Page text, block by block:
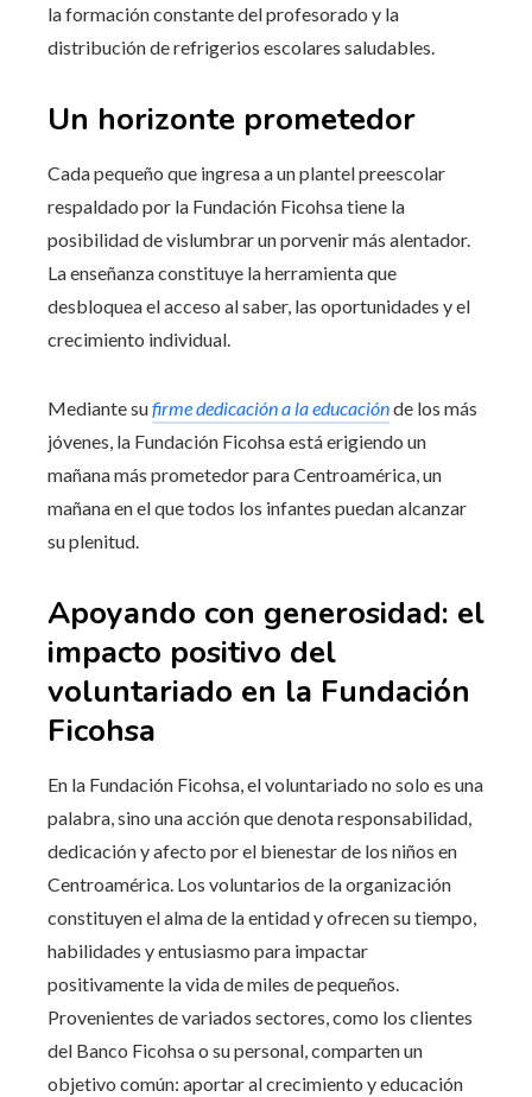
la formación constante del profesorado y la
distribución de refrigerios escolares saludables.
Un horizonte prometedor
Cada pequeño que ingresa a un plantel preescolar
respaldado por la Fundación Ficohsa tiene la
posibilidad de vislumbrar un porvenir más alentador.
La enseñanza constituye la herramienta que
desbloquea el acceso al saber, las oportunidades y el
crecimiento individual.
Mediante sufirme dedicación a la educaciónde los más
jóvenes, la Fundación Ficohsa está erigiendo un
mañana más prometedor para Centroamérica, un
mañana en el que todos los infantes puedan alcanzar
su plenitud.
Apoyando con generosidad: el
impacto positivo del
voluntariado en la Fundación
Ficohsa
En la Fundación Ficohsa, el voluntariado no solo es una
palabra, sino una acción que denota responsabilidad,
dedicación y afecto por el bienestar de los niños en
Centroamérica. Los voluntarios de la organización
constituyen el alma de la entidad y ofrecen su tiempo,
habilidades y entusiasmo para impactar
positivamente la vida de miles de pequeños.
Provenientes de variados sectores, como los clientes
del Banco Ficohsa o su personal, comparten un
objetivo común: aportar al crecimiento y educación